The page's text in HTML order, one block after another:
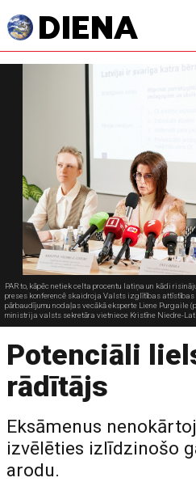
PAR to, kāpēc netiek celta procentu latiņa un kādi
preses konferencē skaidroja Valsts izglītības
pārbaudījumu nodaļas vecākā eksperte Liene Purgaile
ministrija valsts sekretāra vietniece Kristīne Niedre-
Potenciāli
rādītājs
Eksāmenus
izvēlēties izlīdzinošo
arodu.